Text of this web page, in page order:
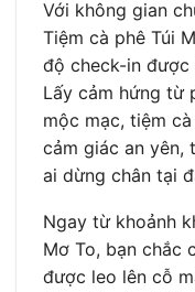
Với không gian
Tiệm cà phê Túi
độ check-in được
Lấy cảm hứng từ
mộc mạc, tiệm
cảm giác an yên,
ai dừng chân tại
Ngay từ khoảnh
Mơ To, bạn chắc
được leo lên cỗ